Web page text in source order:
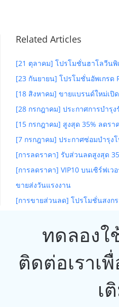
Related Articles
[21 ตุลาคม] โปรโมชั่นฮาโลวีนพิ
[23 กันยายน] โปรโมชั่นอัพเกรด
[18 สิงหาคม] ขายแบรนด์ใหม่เปิ
[28 กรกฎาคม] ประกาศการบำรุ
[15 กรกฎาคม] สูงสุด 35% ลดร
[7 กรกฎาคม] ประกาศซ่อมบำรุง
[การลดราคา] รับส่วนลดสูงสุด
[การลดราคา] VIP10 บนเซิร์ฟเว
ขายส่งวันแรงงาน
[การขายส่วนลด] โปรโมชั่นสงก
ทดลอง
ติดต่อเราเ
เ